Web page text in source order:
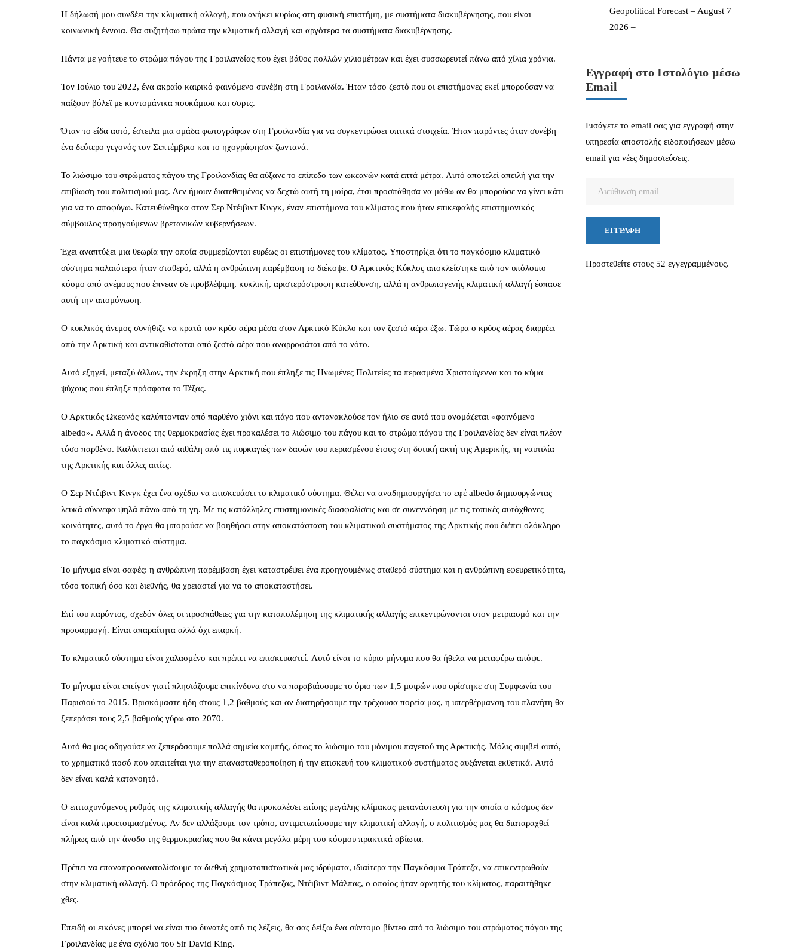
Η δήλωσή μου συνδέει την κλιματική αλλαγή, που ανήκει κυρίως στη φυσική επιστήμη, με συστήματα διακυβέρνησης, που είναι
κοινωνική έννοια. Θα συζητήσω πρώτα την κλιματική αλλαγή και αργότερα τα συστήματα διακυβέρνησης.
Πάντα με γοήτευε το στρώμα πάγου της Γροιλανδίας που έχει βάθος πολλών χιλιομέτρων και έχει συσσωρευτεί πάνω από χίλια χρόνια.
Τον Ιούλιο του 2022, ένα ακραίο καιρικό φαινόμενο συνέβη στη Γροιλανδία. Ήταν τόσο ζεστό που οι επιστήμονες εκεί μπορούσαν να
παίξουν βόλεϊ με κοντομάνικα πουκάμισα και σορτς.
Όταν το είδα αυτό, έστειλα μια ομάδα φωτογράφων στη Γροιλανδία για να συγκεντρώσει οπτικά στοιχεία. Ήταν παρόντες όταν συνέβη
ένα δεύτερο γεγονός τον Σεπτέμβριο και το ηχογράφησαν ζωντανά.
Το λιώσιμο του στρώματος πάγου της Γροιλανδίας θα αύξανε το επίπεδο των ωκεανών κατά επτά μέτρα. Αυτό αποτελεί απειλή για την
επιβίωση του πολιτισμού μας. Δεν ήμουν διατεθειμένος να δεχτώ αυτή τη μοίρα, έτσι προσπάθησα να μάθω αν θα μπορούσε να γίνει κάτι
για να το αποφύγω. Κατευθύνθηκα στον Σερ Ντέιβιντ Κινγκ, έναν επιστήμονα του κλίματος που ήταν επικεφαλής επιστημονικός
σύμβουλος προηγούμενων βρετανικών κυβερνήσεων.
Έχει αναπτύξει μια θεωρία την οποία συμμερίζονται ευρέως οι επιστήμονες του κλίματος. Υποστηρίζει ότι το παγκόσμιο κλιματικό
σύστημα παλαιότερα ήταν σταθερό, αλλά η ανθρώπινη παρέμβαση το διέκοψε. Ο Αρκτικός Κύκλος αποκλείστηκε από τον υπόλοιπο
κόσμο από ανέμους που έπνεαν σε προβλέψιμη, κυκλική, αριστερόστροφη κατεύθυνση, αλλά η ανθρωπογενής κλιματική αλλαγή έσπασε
αυτή την απομόνωση.
Ο κυκλικός άνεμος συνήθιζε να κρατά τον κρύο αέρα μέσα στον Αρκτικό Κύκλο και τον ζεστό αέρα έξω. Τώρα ο κρύος αέρας διαρρέει
από την Αρκτική και αντικαθίσταται από ζεστό αέρα που αναρροφάται από το νότο.
Αυτό εξηγεί, μεταξύ άλλων, την έκρηξη στην Αρκτική που έπληξε τις Ηνωμένες Πολιτείες τα περασμένα Χριστούγεννα και το κύμα
ψύχους που έπληξε πρόσφατα το Τέξας.
Ο Αρκτικός Ωκεανός καλύπτονταν από παρθένο χιόνι και πάγο που αντανακλούσε τον ήλιο σε αυτό που ονομάζεται «φαινόμενο
albedo». Αλλά η άνοδος της θερμοκρασίας έχει προκαλέσει το λιώσιμο του πάγου και το στρώμα πάγου της Γροιλανδίας δεν είναι πλέον
τόσο παρθένο. Καλύπτεται από αιθάλη από τις πυρκαγιές των δασών του περασμένου έτους στη δυτική ακτή της Αμερικής, τη ναυτιλία
της Αρκτικής και άλλες αιτίες.
Ο Σερ Ντέιβιντ Κινγκ έχει ένα σχέδιο να επισκευάσει το κλιματικό σύστημα. Θέλει να αναδημιουργήσει το εφέ albedo δημιουργώντας
λευκά σύννεφα ψηλά πάνω από τη γη. Με τις κατάλληλες επιστημονικές διασφαλίσεις και σε συνεννόηση με τις τοπικές αυτόχθονες
κοινότητες, αυτό το έργο θα μπορούσε να βοηθήσει στην αποκατάσταση του κλιματικού συστήματος της Αρκτικής που διέπει ολόκληρο
το παγκόσμιο κλιματικό σύστημα.
Το μήνυμα είναι σαφές: η ανθρώπινη παρέμβαση έχει καταστρέψει ένα προηγουμένως σταθερό σύστημα και η ανθρώπινη εφευρετικότητα,
τόσο τοπική όσο και διεθνής, θα χρειαστεί για να το αποκαταστήσει.
Επί του παρόντος, σχεδόν όλες οι προσπάθειες για την καταπολέμηση της κλιματικής αλλαγής επικεντρώνονται στον μετριασμό και την
προσαρμογή. Είναι απαραίτητα αλλά όχι επαρκή.
Το κλιματικό σύστημα είναι χαλασμένο και πρέπει να επισκευαστεί. Αυτό είναι το κύριο μήνυμα που θα ήθελα να μεταφέρω απόψε.
Το μήνυμα είναι επείγον γιατί πλησιάζουμε επικίνδυνα στο να παραβιάσουμε το όριο των 1,5 μοιρών που ορίστηκε στη Συμφωνία του
Παρισιού το 2015. Βρισκόμαστε ήδη στους 1,2 βαθμούς και αν διατηρήσουμε την τρέχουσα πορεία μας, η υπερθέρμανση του πλανήτη θα
ξεπεράσει τους 2,5 βαθμούς γύρω στο 2070.
Αυτό θα μας οδηγούσε να ξεπεράσουμε πολλά σημεία καμπής, όπως το λιώσιμο του μόνιμου παγετού της Αρκτικής. Μόλις συμβεί αυτό,
το χρηματικό ποσό που απαιτείται για την επανασταθεροποίηση ή την επισκευή του κλιματικού συστήματος αυξάνεται εκθετικά. Αυτό
δεν είναι καλά κατανοητό.
Ο επιταχυνόμενος ρυθμός της κλιματικής αλλαγής θα προκαλέσει επίσης μεγάλης κλίμακας μετανάστευση για την οποία ο κόσμος δεν
είναι καλά προετοιμασμένος. Αν δεν αλλάξουμε τον τρόπο, αντιμετωπίσουμε την κλιματική αλλαγή, ο πολιτισμός μας θα διαταραχθεί
πλήρως από την άνοδο της θερμοκρασίας που θα κάνει μεγάλα μέρη του κόσμου πρακτικά αβίωτα.
Πρέπει να επαναπροσανατολίσουμε τα διεθνή χρηματοπιστωτικά μας ιδρύματα, ιδιαίτερα την Παγκόσμια Τράπεζα, να επικεντρωθούν
στην κλιματική αλλαγή. Ο πρόεδρος της Παγκόσμιας Τράπεζας, Ντέιβιντ Μάλπας, ο οποίος ήταν αρνητής του κλίματος, παραιτήθηκε
χθες.
Επειδή οι εικόνες μπορεί να είναι πιο δυνατές από τις λέξεις, θα σας δείξω ένα σύντομο βίντεο από το λιώσιμο του στρώματος πάγου της
Γροιλανδίας με ένα σχόλιο του Sir David King.
Geopolitical Forecast – August 7
2026 –
Εγγραφή στο Ιστολόγιο μέσω
Email
Εισάγετε το email σας για εγγραφή στην
υπηρεσία αποστολής ειδοποιήσεων μέσω
email για νέες δημοσιεύσεις.
ΕΓΓΡΑΦΉ
Προστεθείτε στους 52 εγγεγραμμένους.